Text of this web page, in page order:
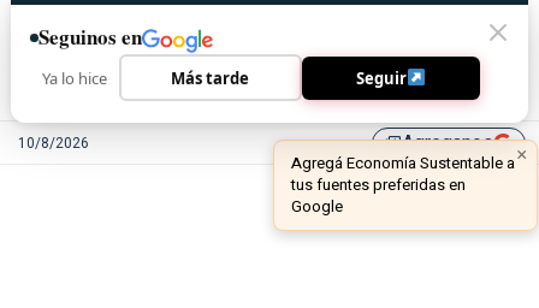
10/8/2026 library_addAgreganos
Seguinos en
Ya lo hice Más tarde Seguir